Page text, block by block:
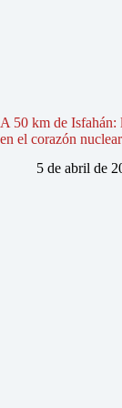
A 50 km de Isfahán:
en el corazón
5 de abril de